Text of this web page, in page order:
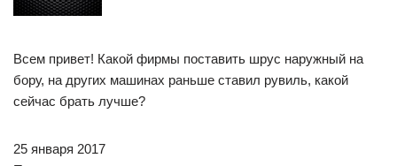
Всем привет! Какой фирмы поставить шрус наружный на
бору, на других машинах раньше ставил рувиль, какой
сейчас брать лучше?
25 января 2017